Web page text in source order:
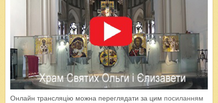
Онлайн трансляцію можна переглядати за цим посиланням